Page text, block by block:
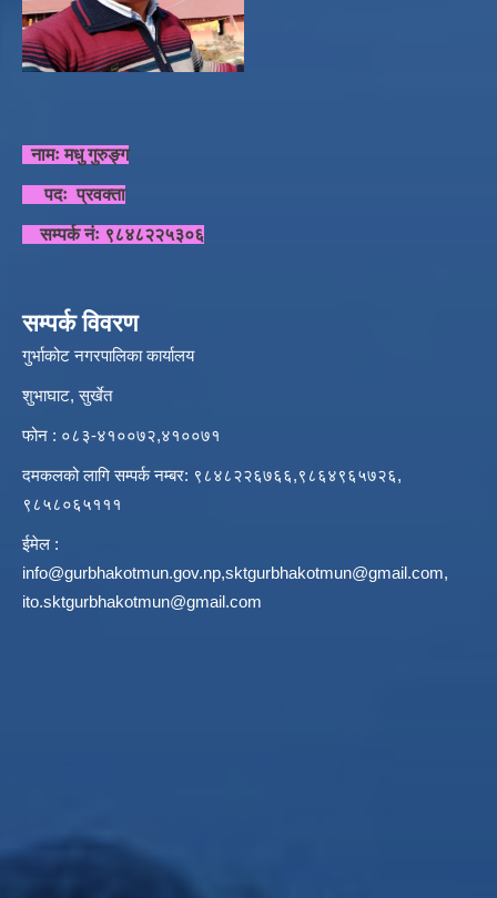
नामः मधु गुरुङ्ग
पदः प्रवक्ता
सम्पर्क नंः ९८४८२२५३०६
सम्पर्क विवरण
गुर्भाकोट नगरपालिका कार्यालय
शुभाघाट, सुर्खेत
फोन : ०८३-४१००७२,४१००७१
दमकलको लागि सम्पर्क नम्बर: ९८४८२२६७६६,९८६४९६५७२६,
९८५८०६५१११
ईमेल :
info@gurbhakotmun.gov.np,sktgurbhakotmun@gmail.com,
ito.sktgurbhakotmun@gmail.com